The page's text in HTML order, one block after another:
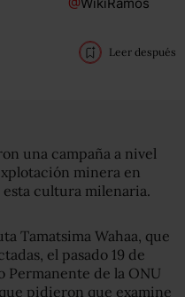
Leer después
una campaña a nivel
minera en
cultura milenaria.
Tamatsima Wahaa, que
el pasado 19 de
Permanente de la ONU
pidieron que examine